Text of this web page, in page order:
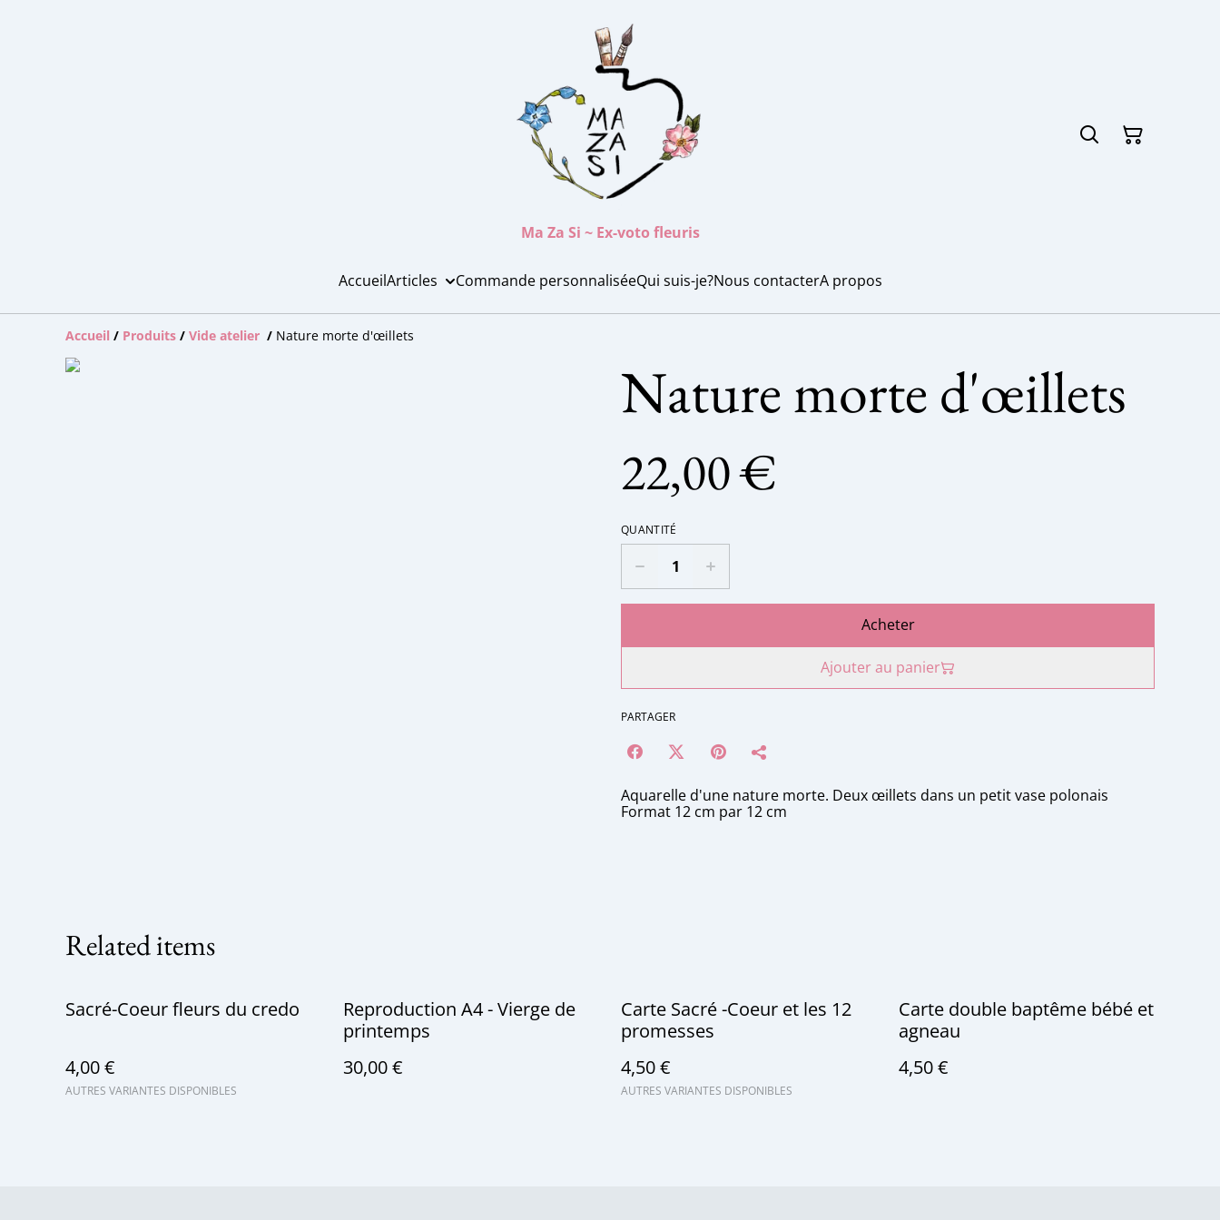
Ma Za Si ~ Ex-voto fleuris
AccueilArticles Commande personnaliséeQui suis-je?Nous contacterA propos
Accueil / Produits / Vide atelier / Nature morte d'œillets
Nature morte d'œillets
22,00 €
QUANTITÉ
Acheter
Ajouter au panier
PARTAGER
Aquarelle d'une nature morte. Deux œillets dans un petit vase polonais
Format 12 cm par 12 cm
Related items
Sacré-Coeur fleurs du credo
4,00 €
AUTRES VARIANTES DISPONIBLES
Reproduction A4 - Vierge de
printemps
30,00 €
Carte Sacré -Coeur et les 12
promesses
4,50 €
AUTRES VARIANTES DISPONIBLES
Carte double baptême bébé et
agneau
4,50 €